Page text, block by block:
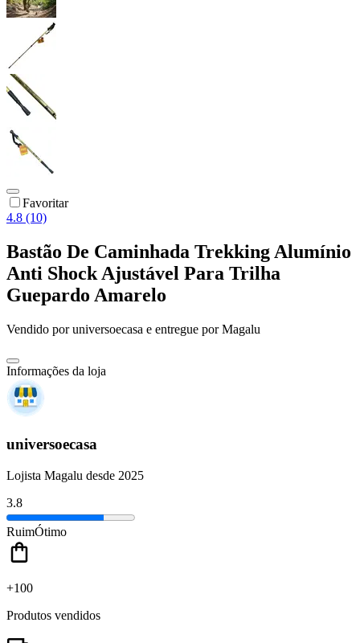
Favoritar
4.8 (10)
Bastão De Caminhada Trekking Alumínio
Anti Shock Ajustável Para Trilha
Guepardo Amarelo
Vendido poruniversoecasa e entregue por Magalu
Informações da loja
universoecasa
Lojista Magalu desde 2025
3.8
RuimÓtimo
+100
Produtos vendidos